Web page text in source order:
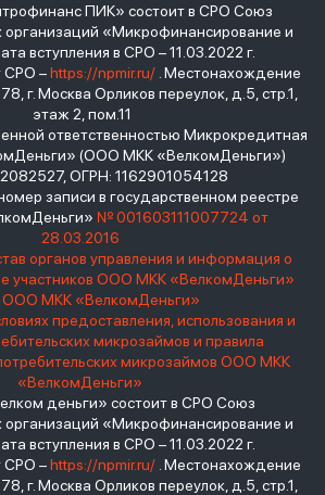
ПИК» состоит в СРО Союз
«Микрофинансирование и
вступления в СРО – 11.03.2022 г.
СРО –https://npmir.ru/. Местонахождение
г. Москва Орликов переулок, д.5, стр.1,
этаж 2, пом.11
ответственностью Микрокредитная
(ООО МКК «ВелкомДеньги»)
ОГРН: 1162901054128
записи в государственном реестре
№ 001603111007724 от
28.03.2016
органов управления и информация о
участников ООО МКК «ВелкомДеньги»
ООО МКК «ВелкомДеньги»
предоставления, использования и
микрозаймов и правила
микрозаймов ООО МКК
«ВелкомДеньги»
деньги» состоит в СРО Союз
«Микрофинансирование и
вступления в СРО – 11.03.2022 г.
СРО –https://npmir.ru/. Местонахождение
г. Москва Орликов переулок, д.5, стр.1,